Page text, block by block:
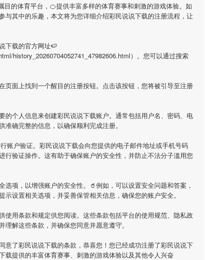
目的体育平台，🍊提供丰富多样的体育赛事和刺激的游戏体验。如
与其中的乐趣，本文将为您详细介绍彩民说说下载的注册流程，让
下载的官方网址🍉
history_20260704052741_47982606.html）。您可以通过搜索
页面上找到一个醒目的注册按钮。点击该按钮，您将被引导至注册
的个人信息来创建彩民说说下载账户。通常包括用户名、密码、电
确完整的信息，以确保顺利完成注册。
账户验证。 彩民说说下载会向您提供的电子邮件地址或手机号码
行验证操作。这有助于确保账户的安全性，并防止不法分子滥用您
选项，以增强账户的安全性。🥤例如，可以设置安全问题和答案，
示设置相关选项，并妥善保管相关信息，确保您的账户安全。
使用条款和规定供您阅读。这些条款包括平台的使用规范、隐私政
解这些条款，并确保您同意并愿意遵守。
意了彩民说说下载的条款，恭喜您！您已经成功注册了彩民说说下
载提供的丰富体育赛事、刺激的游戏体验以及其他令人兴奋